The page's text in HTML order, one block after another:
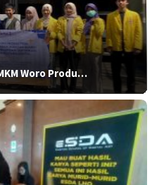
Woro Produ…